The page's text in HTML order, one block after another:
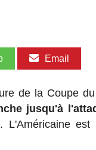
Email
de la Coupe
jusqu'à
L'Américaine